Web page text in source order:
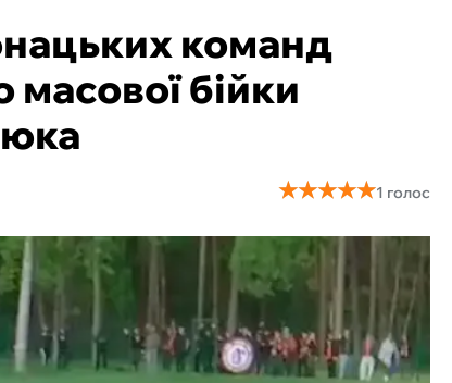
команд
бійки
★★★★★
★★★★★1 голос